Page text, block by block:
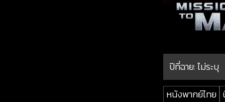
ปีที่ฉาย:ไม่ระบุ
หนังพากย์ไทย